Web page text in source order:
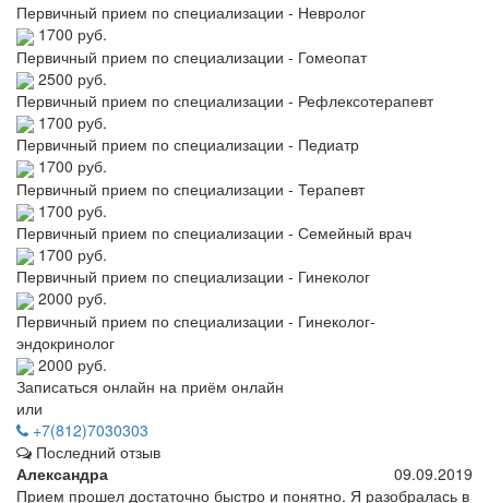
Первичный прием по специализации - Невролог
1700 руб.
Первичный прием по специализации - Гомеопат
2500 руб.
Первичный прием по специализации - Рефлексотерапевт
1700 руб.
Первичный прием по специализации - Педиатр
1700 руб.
Первичный прием по специализации - Терапевт
1700 руб.
Первичный прием по специализации - Семейный врач
1700 руб.
Первичный прием по специализации - Гинеколог
2000 руб.
Первичный прием по специализации - Гинеколог-
эндокринолог
2000 руб.
Записаться онлайн на приём онлайн
или
+7(812)7030303
Последний отзыв
Александра
09.09.2019
Прием прошел достаточно быстро и понятно. Я разобралась в